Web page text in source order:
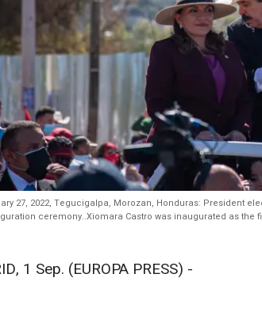
27, 2022, Tegucigalpa, Morozan, Honduras: President
ceremony..Xiomara Castro was inaugurated as the
1 Sep. (EUROPA PRESS) -